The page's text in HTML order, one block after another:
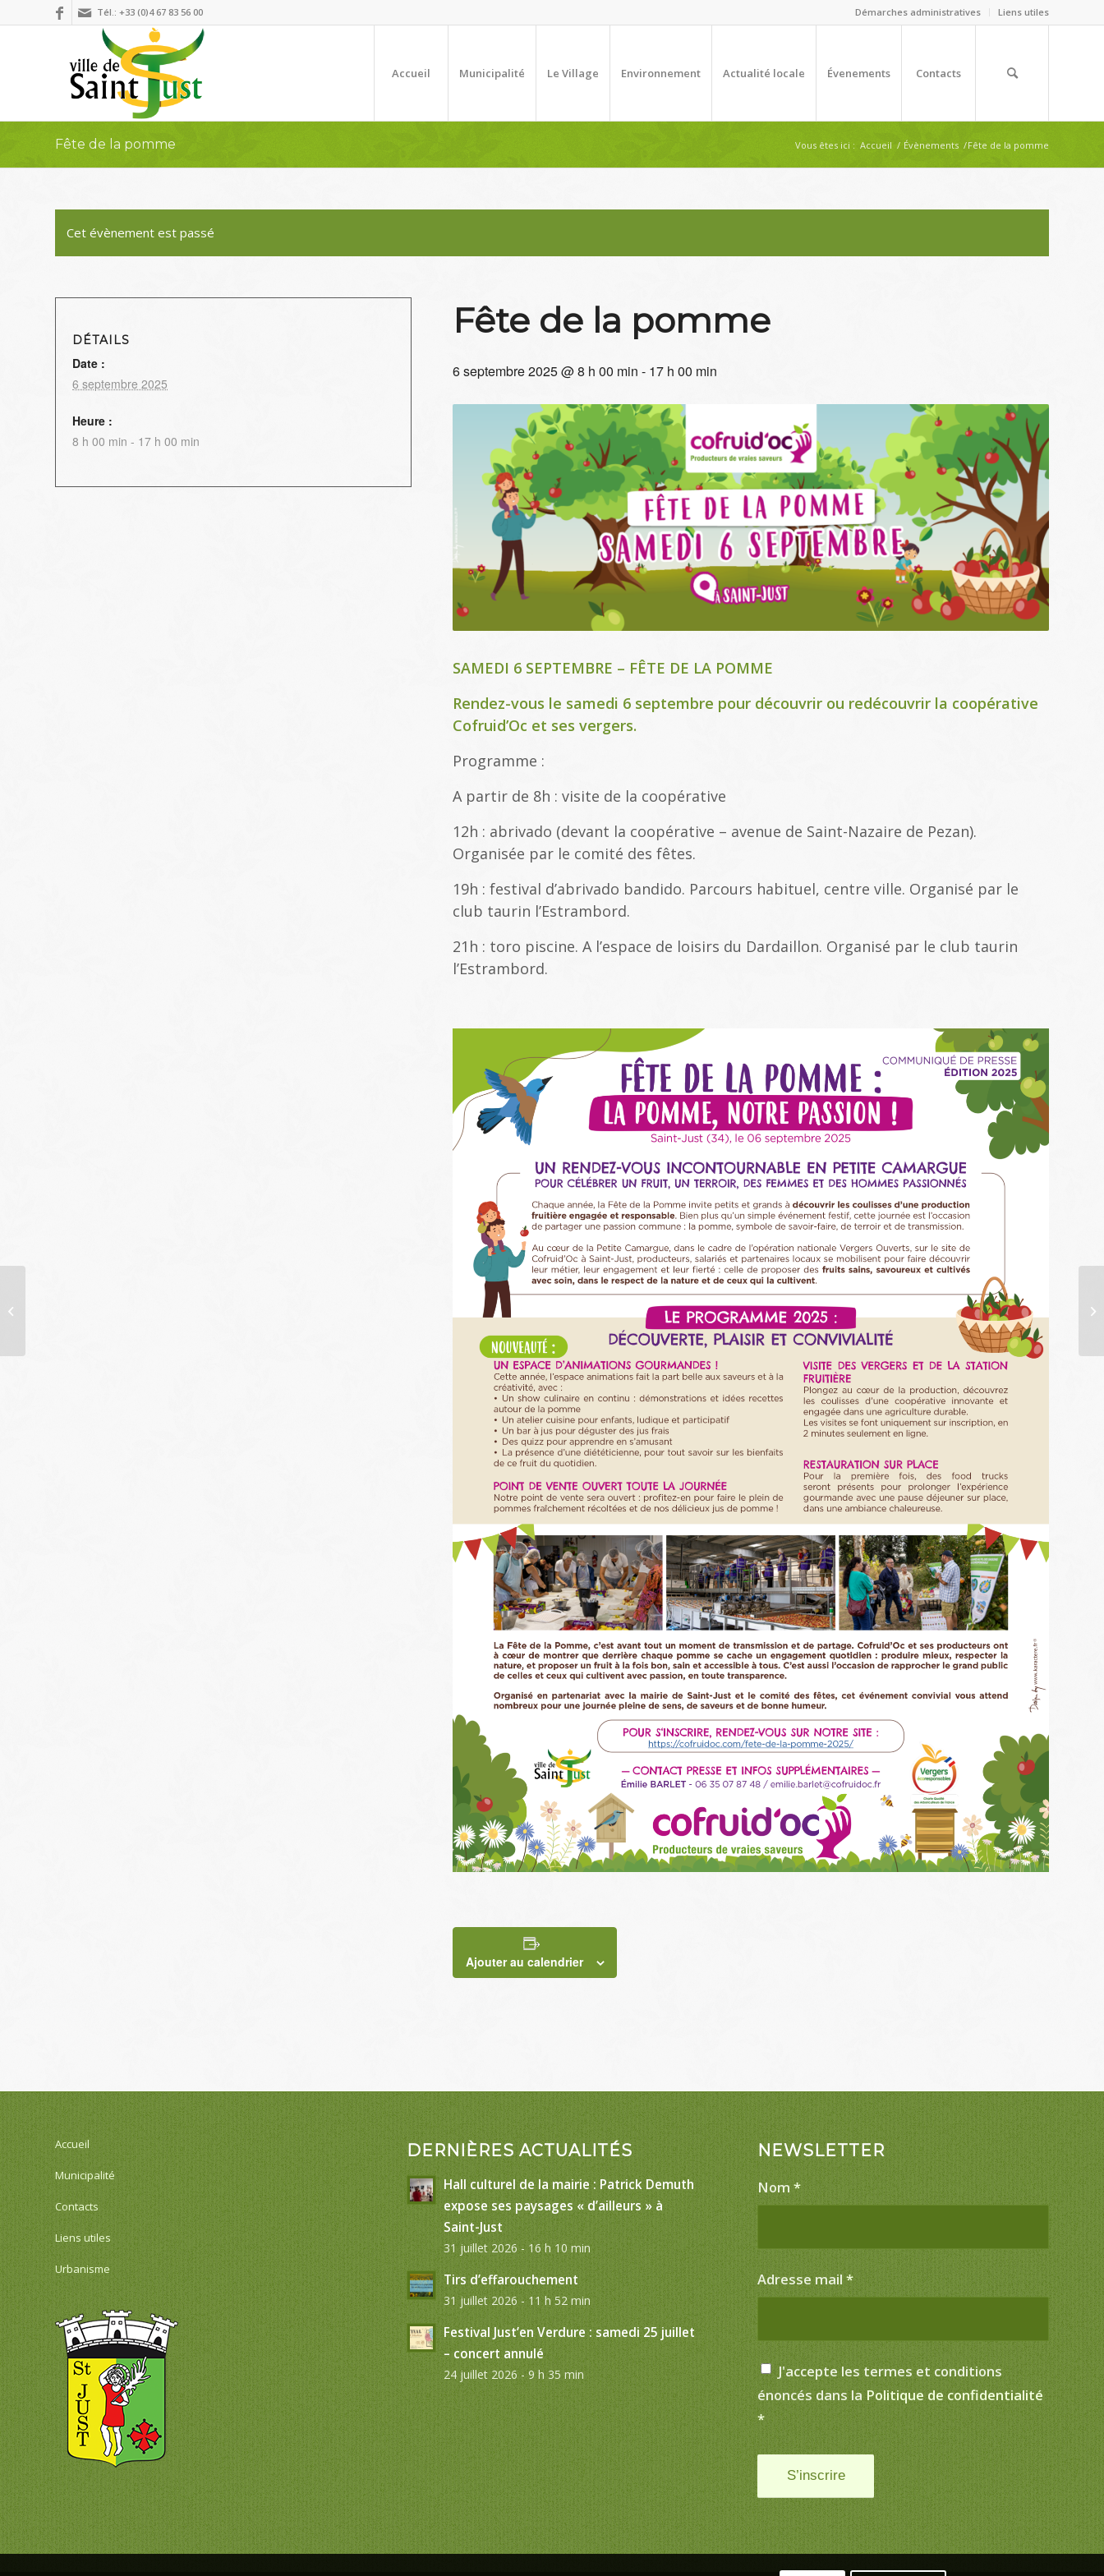
Démarches administratives Liens utiles
Tél.: +33 (0)4 67 83 56 00
Accueil Municipalité Le Village Environnement Actualité locale Évenements Contacts
Fête de la pomme Vous êtes ici : Accueil / Évènements /Fête de la pomme
Cet évènement est passé
Fête de la pomme
6 septembre 2025 @ 8 h 00 min - 17 h 00 min
SAMEDI 6 SEPTEMBRE – FÊTE DE LA POMME
Rendez-vous le samedi 6 septembre pour découvrir ou redécouvrir la coopérative
Cofruid’Oc et ses vergers.
Programme :
A partir de 8h : visite de la coopérative
12h : abrivado (devant la coopérative – avenue de Saint-Nazaire de Pezan).
Organisée par le comité des fêtes.
19h : festival d’abrivado bandido. Parcours habituel, centre ville. Organisé par le
club taurin l’Estrambord.
21h : toro piscine. A l’espace de loisirs du Dardaillon. Organisé par le club taurin
l’Estrambord.
Ajouter au calendrier
DÉTAILS
Date :
6 septembre 2025
Heure :
8 h 00 min - 17 h 00 min
Accueil
Municipalité
Contacts
Liens utiles
Urbanisme
DERNIÈRES ACTUALITÉS
Hall culturel de la mairie : Patrick Demuth
expose ses paysages « d’ailleurs » à
Saint-Just
31 juillet 2026 - 16 h 10 min
Tirs d’effarouchement
31 juillet 2026 - 11 h 52 min
Festival Just’en Verdure : samedi 25 juillet
– concert annulé
24 juillet 2026 - 9 h 35 min
NEWSLETTER
Nom*
Adresse mail*
J'accepte les termes et conditions
énoncés dans la Politique de confidentialité
*